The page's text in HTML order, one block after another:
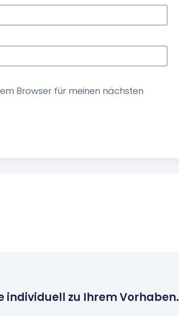
Browser für meinen nächsten
individuell zu Ihrem Vorhaben.